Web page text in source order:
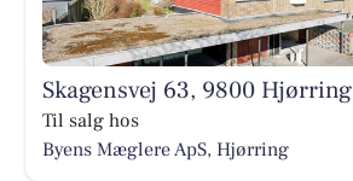
Skagensvej 63, 9800 Hjørring
Til salg hos
Byens Mæglere ApS, Hjørring